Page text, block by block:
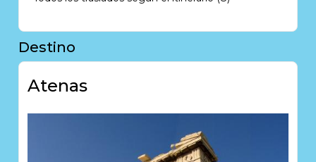
Destino
Atenas